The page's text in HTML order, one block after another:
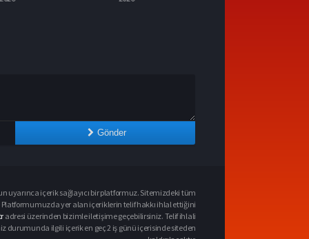
Gönder
uyarınca içerik sağlayıcı bir platformuz. Sitemizdeki tüm
yer alan içeriklerin telif hakkı ihlal ettiğini
adresi üzerinden bizimle iletişime geçebilirsiniz. Telif ihlali
durumunda ilgili içerik en geç 2 iş günü içerisinde siteden